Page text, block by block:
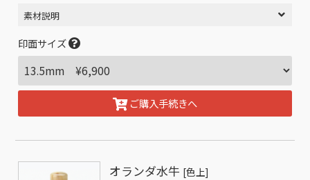
素材説明
印面サイズ
ご購入手続きへ
オランダ水牛 [色上]